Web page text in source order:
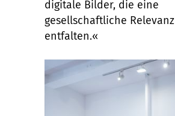
digitale Bilder, die eine
gesellschaftliche Relevanz
entfalten.«